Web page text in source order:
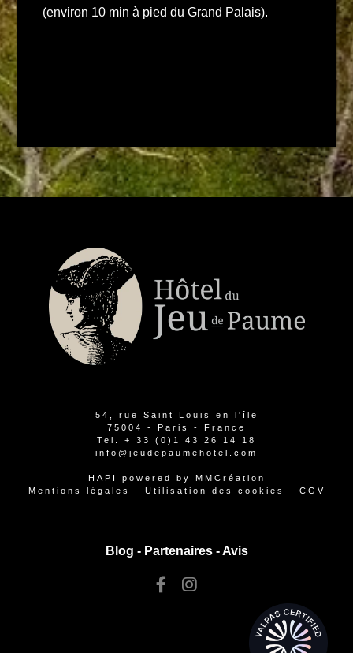
(environ 10 min à pied du Grand Palais).
54, rue Saint Louis en l'île
75004 - Paris - France
Tel. + 33 (0)1 43 26 14 18
info@jeudepaumehotel.com
HAPI powered by
MMCréation
Mentions légales
- Utilisation des cookies - CGV
Blog - Partenaires-Avis